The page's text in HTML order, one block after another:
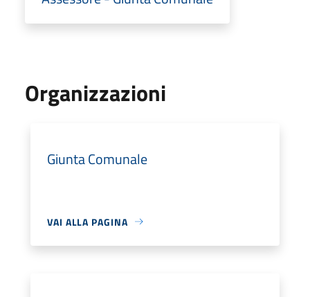
Organizzazioni
Giunta Comunale
VAI ALLA PAGINA